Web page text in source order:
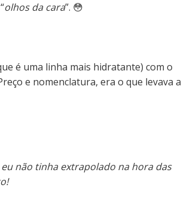
olhos da cara”. 😳
é uma linha mais hidratante) com o
e nomenclatura, era o que levava a
não tinha extrapolado na hora das